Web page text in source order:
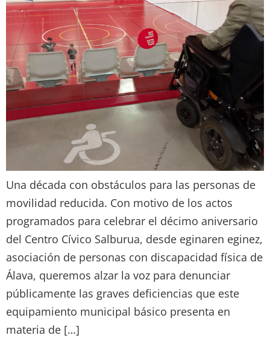
Una década con obstáculos para las personas de
movilidad reducida. Con motivo de los actos
programados para celebrar el décimo aniversario
del Centro Cívico Salburua, desde eginaren eginez,
asociación de personas con discapacidad física de
Álava, queremos alzar la voz para denunciar
públicamente las graves deficiencias que este
equipamiento municipal básico presenta en
materia de […]